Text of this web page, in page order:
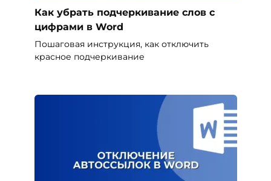
Как убрать подчеркивание слов с
цифрами в Word
Пошаговая инструкция, как отключить
красное подчеркивание